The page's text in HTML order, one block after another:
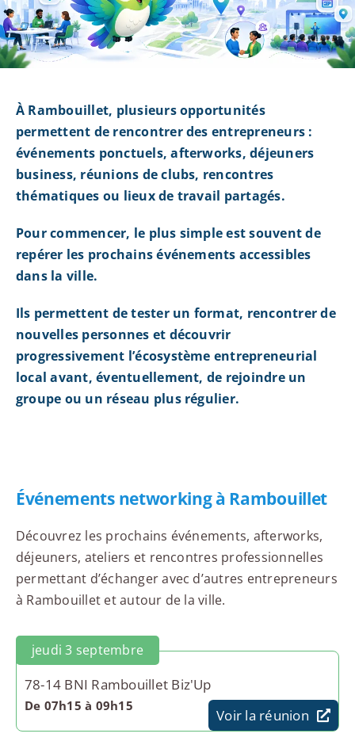
À Rambouillet, plusieurs opportunités
permettent de rencontrer des entrepreneurs :
événements ponctuels, afterworks, déjeuners
business, réunions de clubs, rencontres
thématiques ou lieux de travail partagés.
Pour commencer, le plus simple est souvent de
repérer les prochains événements accessibles
dans la ville.
Ils permettent de tester un format, rencontrer de
nouvelles personnes et découvrir
progressivement l’écosystème entrepreneurial
local avant, éventuellement, de rejoindre un
groupe ou un réseau plus régulier.
Événements networking à Rambouillet
Découvrez les prochains événements, afterworks,
déjeuners, ateliers et rencontres professionnelles
permettant d’échanger avec d’autres entrepreneurs
à Rambouillet et autour de la ville.
jeudi 3 septembre
78-14 BNI Rambouillet Biz'Up
De 07h15 à 09h15
Voir la réunion